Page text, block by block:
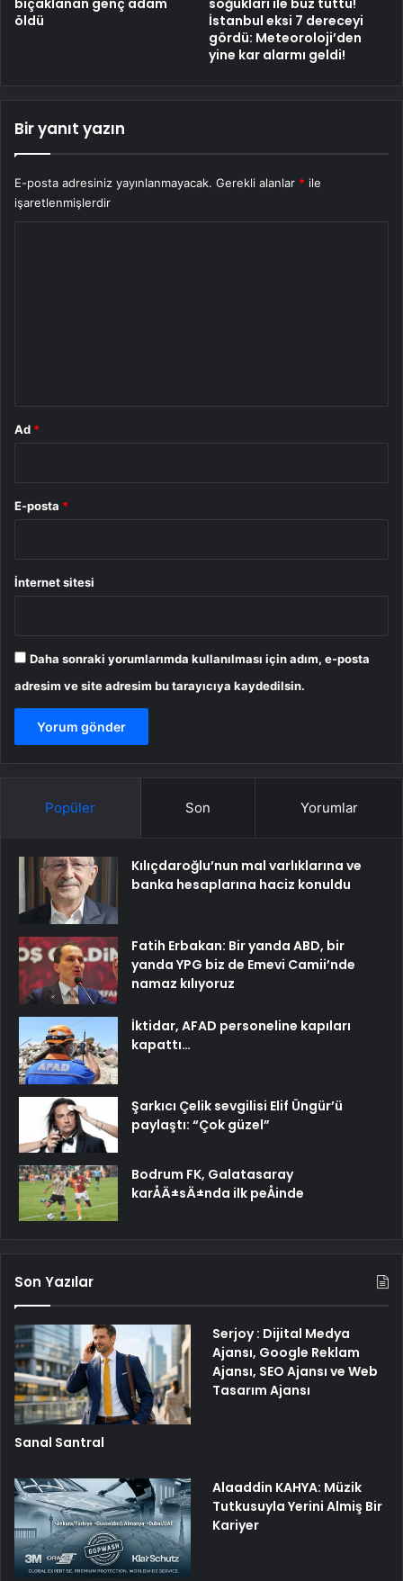
öldü
İstanbul eksi 7 dereceyi
gördü: Meteoroloji’den
yine kar alarmı geldi!
Bir yanıt yazın
E-posta adresiniz yayınlanmayacak. Gerekli alanlar * ile
işaretlenmişlerdir
Ad *
E-posta *
İnternet sitesi
Daha sonraki yorumlarımda kullanılması için adım, e-posta
adresim ve site adresim bu tarayıcıya kaydedilsin.
Popüler Son Yorumlar
Kılıçdaroğlu’nun mal varlıklarına ve
banka hesaplarına haciz konuldu
Fatih Erbakan: Bir yanda ABD, bir
yanda YPG biz de Emevi Camii’nde
namaz kılıyoruz
İktidar, AFAD personeline kapıları
kapattı…
Şarkıcı Çelik sevgilisi Elif Üngür’ü
paylaştı: “Çok güzel”
Bodrum FK, Galatasaray
karÅÄ±sÄ±nda ilk peÅinde
Son Yazılar
Sanal Santral
Serjoy : Dijital Medya
Ajansı, Google Reklam
Ajansı, SEO Ajansı ve Web
Tasarım Ajansı
Alaaddin KAHYA: Müzik
Tutkusuyla Yerini Almiş Bir
Kariyer